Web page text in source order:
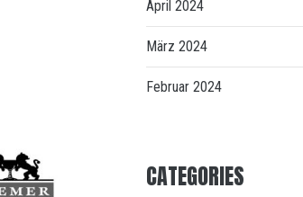
April 2024
März 2024
Februar 2024
CATEGORIES